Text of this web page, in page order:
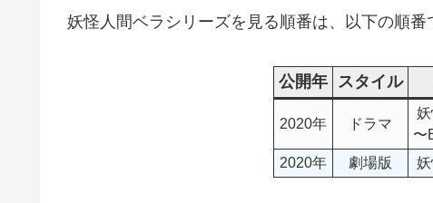
妖怪人間ベラシリーズを見る順番は、以下の順番
公開年 スタイル
2020年 ドラマ
〜
2020年 劇場版